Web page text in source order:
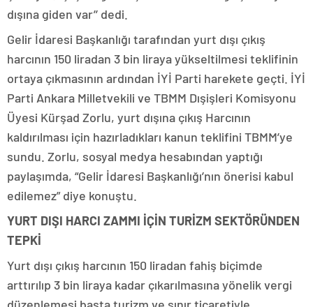
dışına giden var’’ dedi.
Gelir İdaresi Başkanlığı tarafından yurt dışı çıkış
harcının 150 liradan 3 bin liraya yükseltilmesi teklifinin
ortaya çıkmasının ardından İYİ Parti harekete geçti. İYİ
Parti Ankara Milletvekili ve TBMM Dışişleri Komisyonu
Üyesi Kürşad Zorlu, yurt dışına çıkış Harcının
kaldırılması için hazırladıkları kanun teklifini TBMM’ye
sundu. Zorlu, sosyal medya hesabından yaptığı
paylaşımda, “Gelir İdaresi Başkanlığı’nın önerisi kabul
edilemez” diye konuştu.
YURT DIŞI HARCI ZAMMI İÇİN TURİZM SEKTÖRÜNDEN
TEPKİ
Yurt dışı çıkış harcının 150 liradan fahiş biçimde
arttırılıp 3 bin liraya kadar çıkarılmasına yönelik vergi